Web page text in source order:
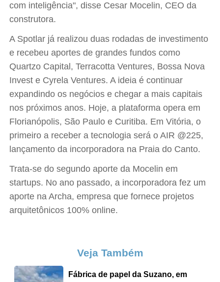
com inteligência", disse Cesar Mocelin, CEO da
construtora.
A Spotlar já realizou duas rodadas de investimento
e recebeu aportes de grandes fundos como
Quartzo Capital, Terracotta Ventures, Bossa Nova
Invest e Cyrela Ventures. A ideia é continuar
expandindo os negócios e chegar a mais capitais
nos próximos anos. Hoje, a plataforma opera em
Florianópolis, São Paulo e Curitiba. Em Vitória, o
primeiro a receber a tecnologia será o AIR @225,
lançamento da incorporadora na Praia do Canto.
Trata-se do segundo aporte da Mocelin em
startups. No ano passado, a incorporadora fez um
aporte na Archa, empresa que fornece projetos
arquitetônicos 100% online.
Veja Também
Fábrica de papel da Suzano, em